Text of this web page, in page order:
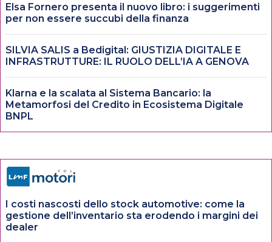
Elsa Fornero presenta il nuovo libro: i suggerimenti
per non essere succubi della finanza
SILVIA SALIS a Bedigital: GIUSTIZIA DIGITALE E
INFRASTRUTTURE: IL RUOLO DELL’IA A GENOVA
Klarna e la scalata al Sistema Bancario: la
Metamorfosi del Credito in Ecosistema Digitale
BNPL
I costi nascosti dello stock automotive: come la
gestione dell’inventario sta erodendo i margini dei
dealer